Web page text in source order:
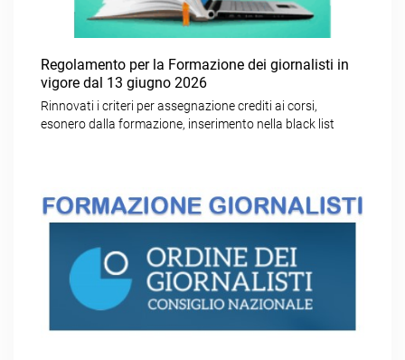
Regolamento per la Formazione dei giornalisti in
vigore dal 13 giugno 2026
Rinnovati i criteri per assegnazione crediti ai corsi,
esonero dalla formazione, inserimento nella black list